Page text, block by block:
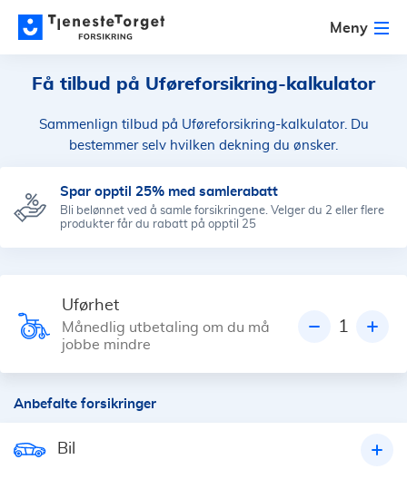
Meny
Få tilbud på Uføreforsikring-kalkulator
Sammenlign tilbud på Uføreforsikring-kalkulator. Du
bestemmer selv hvilken dekning du ønsker.
Spar opptil 25% med samlerabatt
Bli belønnet ved å samle forsikringene. Velger du 2 eller flere
produkter får du rabatt på opptil 25
Uførhet
Månedlig utbetaling om du må
jobbe mindre
1
Anbefalte forsikringer
Bil